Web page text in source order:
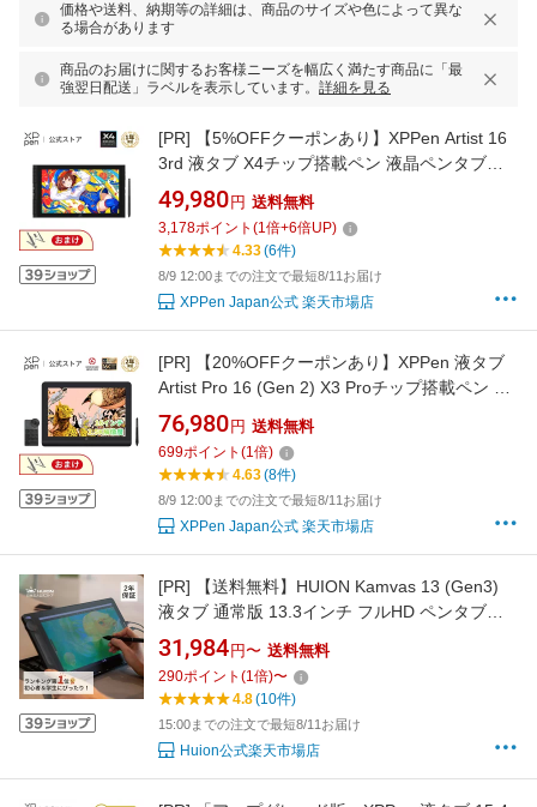
価格や送料、納期等の詳細は、商品のサイズや色によって異な
る場合があります
商品のお届けに関するお客様ニーズを幅広く満たす商品に「最
強翌日配送」ラベルを表示しています。 詳細を見る
[PR]
【5%OFFクーポンあり】XPPen Artist 16
3rd 液タブ X4チップ搭載ペン 液晶ペンタブレ
ット 15.4インチ 8ショートカットキー イラスト
お絵描き スタンド付 Artist 16サード
49,980 円 送料無料
3,178ポイント (1倍+6倍UP)
4.33(6件)
8/9 12:00までの注文で最短8/11お届け
XPPen Japan公式 楽天市場店
[PR]
【20%OFFクーポンあり】XPPen 液タブ
Artist Pro 16 (Gen 2) X3 Proチップ搭載ペン 液
晶ペンタブレット 2.5K ACK05左手デバイス付
き フルラミネーション イラスト制作 テレワー
ク Android Windows MacOS対応 お絵描きソフ
トウェア付き 2年保証
76,980 円 送料無料
699ポイント (1倍)
4.63(8件)
8/9 12:00までの注文で最短8/11お届け
XPPen Japan公式 楽天市場店
[PR]
【送料無料】HUION Kamvas 13 (Gen3)
液タブ 通常版 13.3インチ フルHD ペンタブレ
ット 16384筆圧 日本正規品 2年保証 Windows
Mac Android対応
31,984 円〜 送料無料
290ポイント (1倍)〜
4.8(10件)
15:00までの注文で最短8/11お届け
Huion公式楽天市場店